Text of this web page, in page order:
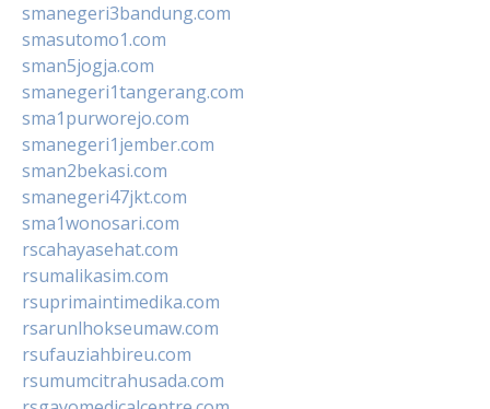
smanegeri3bandung.com
smasutomo1.com
sman5jogja.com
smanegeri1tangerang.com
sma1purworejo.com
smanegeri1jember.com
sman2bekasi.com
smanegeri47jkt.com
sma1wonosari.com
rscahayasehat.com
rsumalikasim.com
rsuprimaintimedika.com
rsarunlhokseumaw.com
rsufauziahbireu.com
rsumumcitrahusada.com